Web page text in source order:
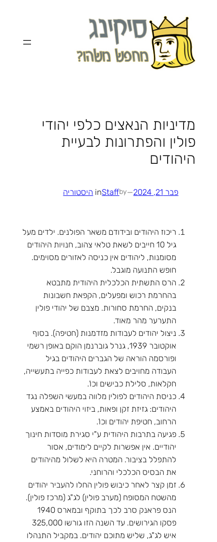
מדיניות הנאצים כלפי יהודי
פולין והפתרונות לבעיית
היהודים
פבר 21, 2024 —
by
Staff
in היסטוריה
ריכוז היהודים ובידודם משאר הפולנים. ילדים מעל
גיל 10 חייבים לשאת טלאי צהוב, חנויות היהודים
מסומנות, ליהודים אין כניסה לאזורים מסוימים.
חופש התנועה מוגבל.
הרס התשתית הכלכלית היהודית מתבטא
בהחרמת רכוש ומפעלים, הקפאת חשבונות
בנקים, החרמת סחורות. מצבם של יהודי פולין
התערער מהר מאוד.
ניצול יהודים לעבודות מזדמנות (חטיפה). בסוף
אוקטובר 1939, גנרל גוברנמן הוקם באופן רשמי
ופורסמה הוראה של הגברים היהודים בגיל
העבודה מחויבים לצאת לעבודות כפייה בתעשייה,
חקלאות, סלילת כבישים וכו'.
כניסת היהודים לפולין מלווה במעשי השפלה נגד
היהודים: גזיזת זקן ופאות, ביזוי היהודים באמצע
הרחוב, חטיפת יהודים וכו'.
פגיעה בתרבות היהודית ע"י סגירת מוסדות חינוך
יהודיים. אין אפשרות לקיים לימודים, אסור
להתפלל בציבור. המטרה היא לשלול מהיהודים
את הבסיס הכלכלי והרוחני.
זמן קצר לאחר כיבוש פולין החלו להעביר יהודים
מהשטח המסופח (מערב פולין) לג"ג (מרכז פולין).
הנס פראנק סרב לכך בתוקף ובמארס 1940
פסקו הגירושים. עד השנה הזו גורשו 325,000
איש לג"ג, שליש מתוכם יהודים. במקביל התנהלו